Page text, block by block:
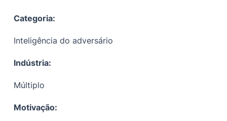
EDRs (solicitações de dados de emergência)
Informações de fóruns subterrâneos
Táticas, técnicas e procedimentos (TTPs)
Impacto e mitigação
Categoria:
Inteligência do adversário
Indústria:
Múltiplo
Motivação: